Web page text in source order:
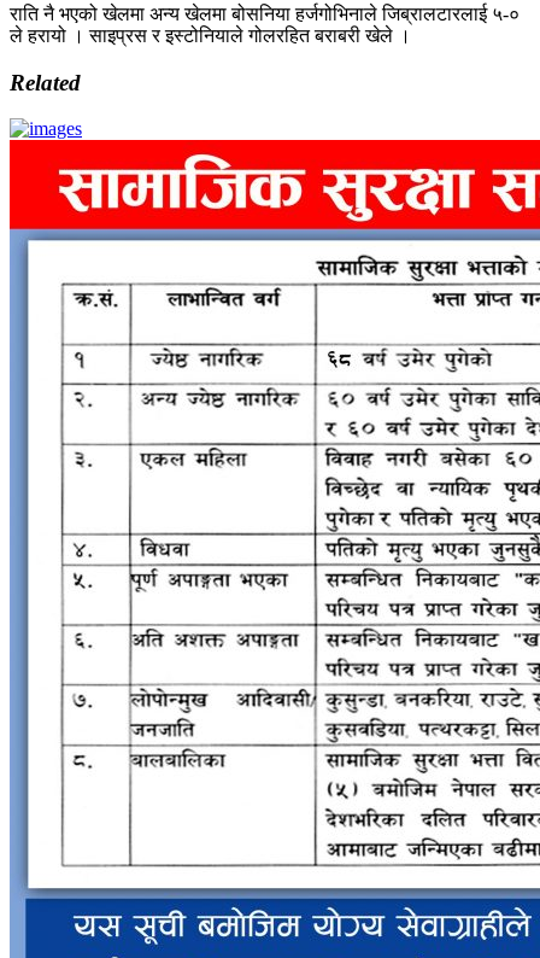
राति नै भएको खेलमा अन्य खेलमा बोसनिया हर्जगोभिनाले जिब्रालटारलाई ५-०
ले हरायो । साइप्रस र इस्टोनियाले गोलरहित बराबरी खेले ।
Related